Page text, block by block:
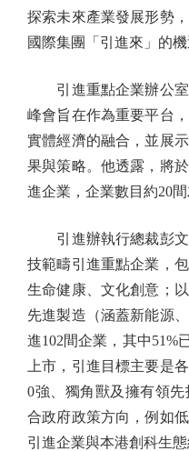
探索未來產業發展形勢
國際集團「引進來」的機
引進重點企業辦公室
峰會旨在作為重要平台
實體經濟的融合，並展
果與策略。他透露，將
進企業，企業數目約20
引進辦執行總裁彭文
技範疇引進重點企業，
生命健康、文化創意；
先進製造（涵蓋新能源
進102間企業，其中51%
上市，引進目標主要是
0強、獨角獸及擁有領
合政府政策方向，例如
引進企業與本港創科生態